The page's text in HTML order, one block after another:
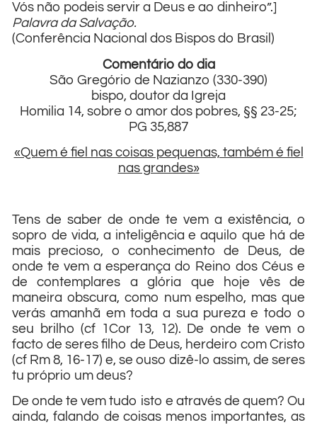
Vós não podeis servir a Deus e ao dinheiro”.]
Palavra da Salvação.
(Conferência Nacional dos Bispos do Brasil)
Comentário do dia
São Gregório de Nazianzo (330-390)
bispo, doutor da Igreja
Homilia 14, sobre o amor dos pobres, §§ 23-25;
PG 35,887
«Quem é fiel nas coisas pequenas, também é fiel
nas grandes»
Tens de saber de onde te vem a existência, o
sopro de vida, a inteligência e aquilo que há de
mais precioso, o conhecimento de Deus, de
onde te vem a esperança do Reino dos Céus e
de contemplares a glória que hoje vês de
maneira obscura, como num espelho, mas que
verás amanhã em toda a sua pureza e todo o
seu brilho (cf 1Cor 13, 12). De onde te vem o
facto de seres filho de Deus, herdeiro com Cristo
(cf Rm 8, 16-17) e, se ouso dizê-lo assim, de seres
tu próprio um deus?
De onde te vem tudo isto e através de quem? Ou
ainda, falando de coisas menos importantes, as